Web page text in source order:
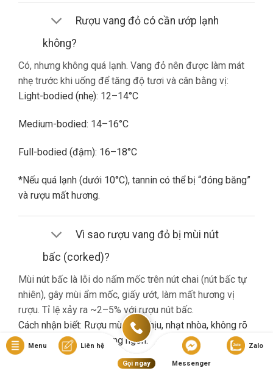
Rượu vang đỏ có cần ướp lạnh
không?
Có, nhưng không quá lạnh. Vang đỏ nên được làm mát
nhẹ trước khi uống để tăng độ tươi và cân bằng vị:
Light-bodied (nhẹ): 12–14°C
Medium-bodied: 14–16°C
Full-bodied (đậm): 16–18°C
*Nếu quá lạnh (dưới 10°C), tannin có thể bị “đóng băng”
và rượu mất hương.
Vì sao rượu vang đỏ bị mùi nút
bấc (corked)?
Mùi nút bấc là lỗi do nấm mốc trên nút chai (nút bấc tự
nhiên), gây mùi ẩm mốc, giấy ướt, làm mất hương vị
rượu. Tỉ lệ xảy ra ~2–5% với rượu nút bấc.
Cách nhận biết: Rượu mùi khó chịu, nhạt nhòa, không rõ
hương trái cây dù là vang ngon.
Nếu gặp lỗi này, bạn nên liên hệ cửa hàng đổi trả (nếu có
Menu Liên hệ
Gọi ngay Messenger
Zalo